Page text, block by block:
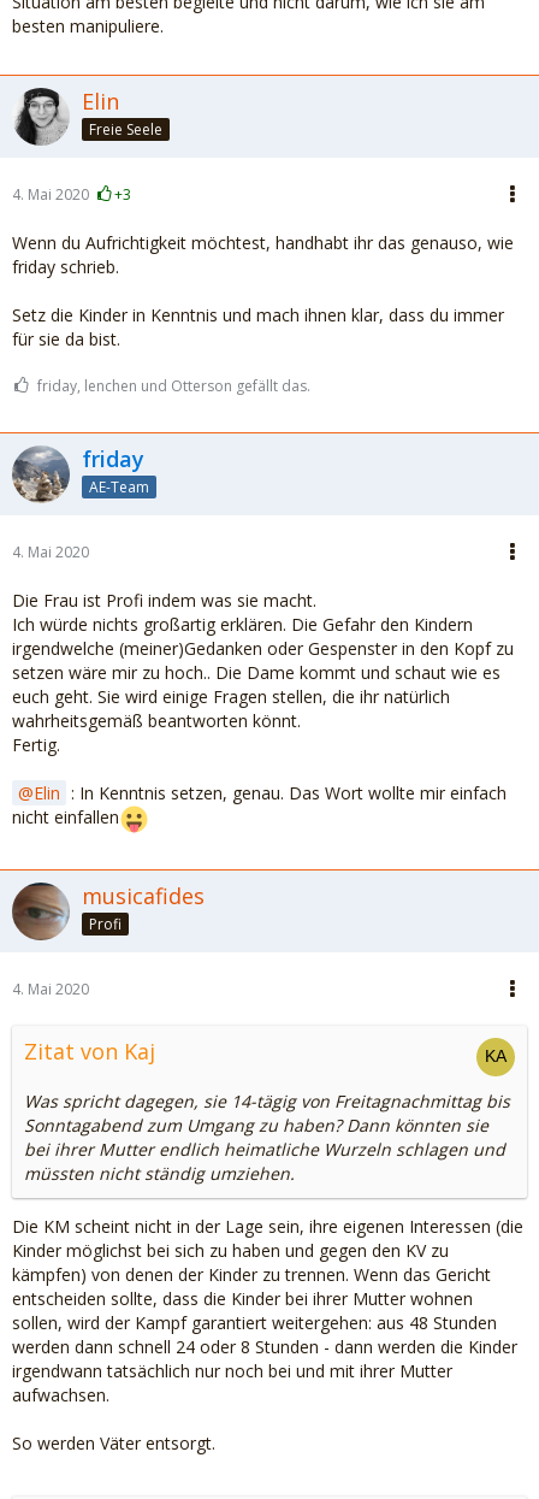
besten manipuliere.
Elin
Freie Seele
4. Mai 2020 +3
Wenn du Aufrichtigkeit möchtest, handhabt ihr das genauso, wie
friday schrieb.
Setz die Kinder in Kenntnis und mach ihnen klar, dass du immer
für sie da bist.
friday, lenchen und Otterson gefällt das.
friday
AE-Team
4. Mai 2020
Die Frau ist Profi indem was sie macht.
Ich würde nichts großartig erklären. Die Gefahr den Kindern
irgendwelche (meiner)Gedanken oder Gespenster in den Kopf zu
setzen wäre mir zu hoch.. Die Dame kommt und schaut wie es
euch geht. Sie wird einige Fragen stellen, die ihr natürlich
wahrheitsgemäß beantworten könnt.
Fertig.
Elin : In Kenntnis setzen, genau. Das Wort wollte mir einfach
nicht einfallen
musicafides
Profi
4. Mai 2020
Zitat von Kaj
Was spricht dagegen, sie 14-tägig von Freitagnachmittag bis
Sonntagabend zum Umgang zu haben? Dann könnten sie
bei ihrer Mutter endlich heimatliche Wurzeln schlagen und
müssten nicht ständig umziehen.
Die KM scheint nicht in der Lage sein, ihre eigenen Interessen (die
Kinder möglichst bei sich zu haben und gegen den KV zu
kämpfen) von denen der Kinder zu trennen. Wenn das Gericht
entscheiden sollte, dass die Kinder bei ihrer Mutter wohnen
sollen, wird der Kampf garantiert weitergehen: aus 48 Stunden
werden dann schnell 24 oder 8 Stunden - dann werden die Kinder
irgendwann tatsächlich nur noch bei und mit ihrer Mutter
aufwachsen.
So werden Väter entsorgt.